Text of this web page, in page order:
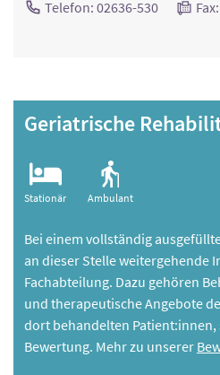
Telefon: 02636-530
Geriatrische
Stationär Ambulant
Bei einem vollständig
an dieser Stelle weitergehende
Fachabteilung. Dazu gehören
und therapeutische Angebote
dort behandelten Patient:innen,
Bewertung. Mehr zu unserer